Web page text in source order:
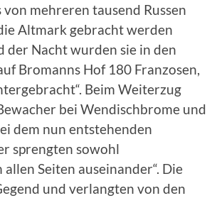
mehreren tausend Russen
Altmark gebracht werden
der Nacht wurden sie in den
Bromanns Hof 180 Franzosen,
Beim Weiterzug
bei Wendischbrome und
dem nun entstehenden
sprengten sowohl
Seiten auseinander“. Die
und verlangten von den